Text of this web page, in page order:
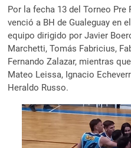
Por la fecha 13 del Torneo Pre
venció a BH de Gualeguay en
equipo dirigido por Javier
Marchetti, Tomás Fabricius,
Fernando Zalazar, mientras
Mateo Leissa, Ignacio
Heraldo Russo.